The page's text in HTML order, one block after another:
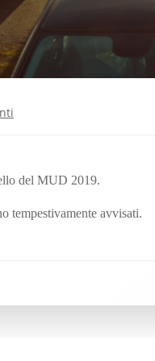
del MUD 2019.
tempestivamente avvisati.